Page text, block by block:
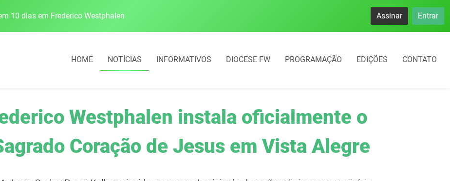
10 dias em Frederico Westphalen Escolas da 21ª CRE se destacam no IDEB com altos índices e avanços
Assinar Entrar
HOME NOTÍCIAS INFORMATIVOS DIOCESE FW PROGRAMAÇÃO EDIÇÕES CONTATO
Westphalen instala oficialmente o
Coração de Jesus em Vista Alegre